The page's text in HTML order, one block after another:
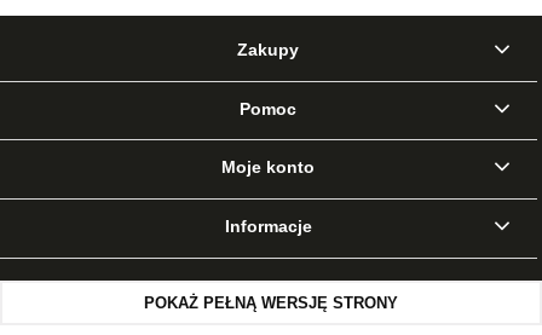
Zakupy
Pomoc
Moje konto
Informacje
POKAŻ PEŁNĄ WERSJĘ STRONY